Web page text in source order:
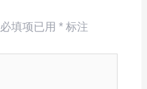
必填项已用 *标注